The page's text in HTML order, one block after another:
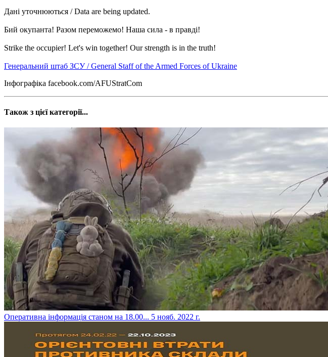
Дані уточнюються / Data are being updated.
Бий окупанта! Разом переможемо! Наша сила - в правді!
Strike the occupier! Let's win together! Our strength is in the truth!
Генеральний штаб ЗСУ / General Staff of the Armed Forces of Ukraine
Інфографіка facebook.com/AFUStratCom
Також з цієї категорії...
​Оперативна інформація станом на 18.00... 5 нояб. 2022 г.